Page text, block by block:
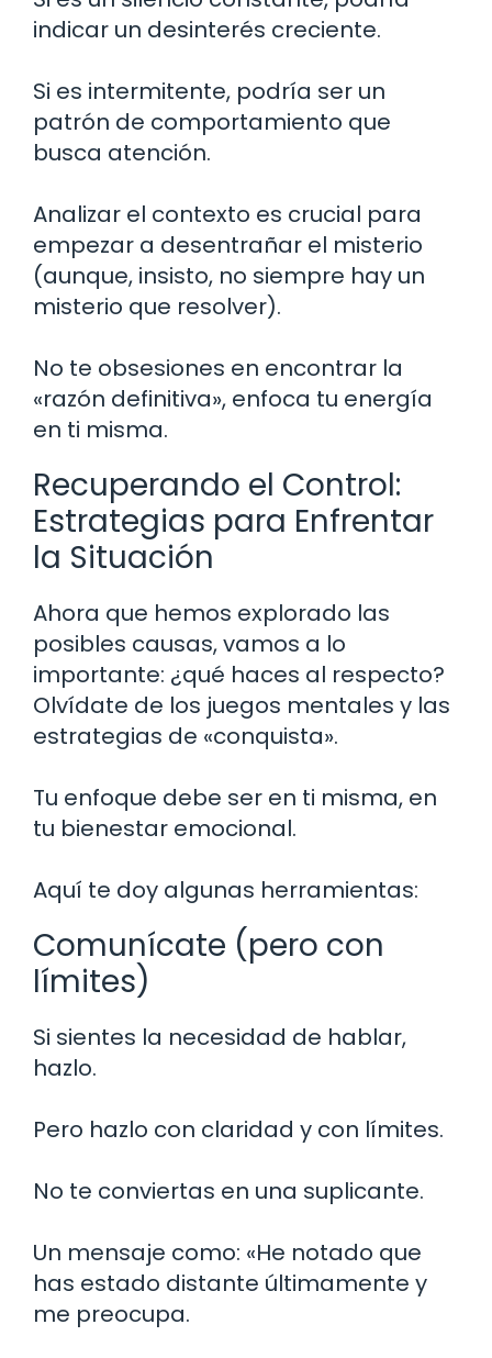
indicar un desinterés creciente.
Si es intermitente, podría ser un
patrón de comportamiento que
busca atención.
Analizar el contexto es crucial para
empezar a desentrañar el misterio
(aunque, insisto, no siempre hay un
misterio que resolver).
No te obsesiones en encontrar la
«razón definitiva», enfoca tu energía
en ti misma.
Recuperando el Control:
Estrategias para Enfrentar
la Situación
Ahora que hemos explorado las
posibles causas, vamos a lo
importante: ¿qué haces al respecto?
Olvídate de los juegos mentales y las
estrategias de «conquista».
Tu enfoque debe ser en ti misma, en
tu bienestar emocional.
Aquí te doy algunas herramientas:
Comunícate (pero con
límites)
Si sientes la necesidad de hablar,
hazlo.
Pero hazlo con claridad y con límites.
No te conviertas en una suplicante.
Un mensaje como: «He notado que
has estado distante últimamente y
me preocupa.